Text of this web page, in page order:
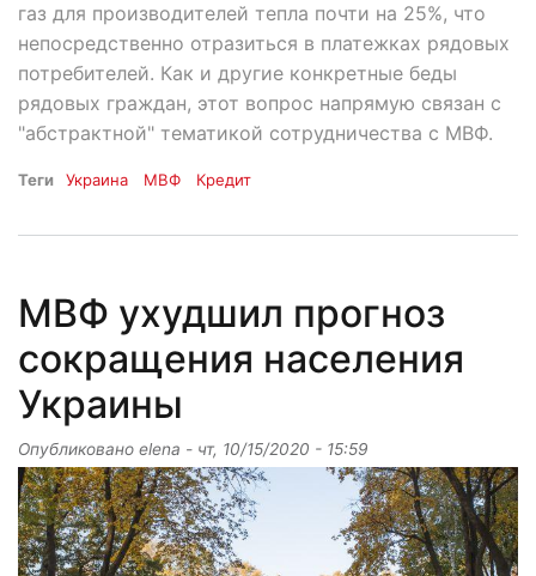
газ для производителей тепла почти на 25%, что
непосредственно отразиться в платежках рядовых
потребителей. Как и другие конкретные беды
рядовых граждан, этот вопрос напрямую связан с
"абстрактной" тематикой сотрудничества с МВФ.
Теги Украина МВФ Кредит
МВФ ухудшил прогноз
сокращения населения
Украины
Опубликовано elena - чт, 10/15/2020 - 15:59